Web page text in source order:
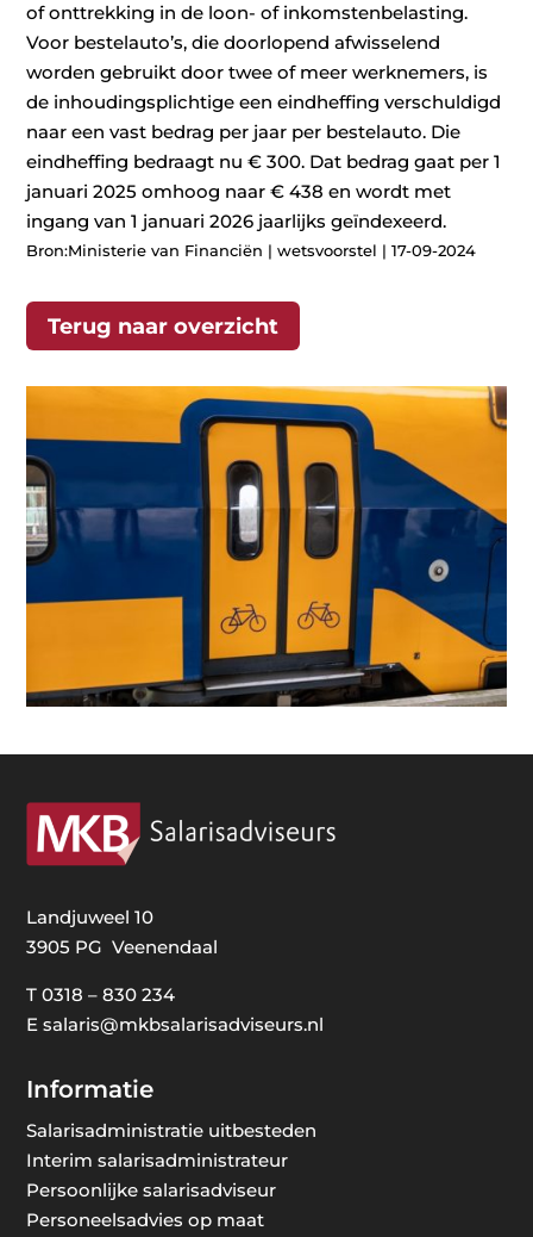
of onttrekking in de loon- of inkomstenbelasting.
Voor bestelauto’s, die doorlopend afwisselend
worden gebruikt door twee of meer werknemers, is
de inhoudingsplichtige een eindheffing verschuldigd
naar een vast bedrag per jaar per bestelauto. Die
eindheffing bedraagt nu € 300. Dat bedrag gaat per 1
januari 2025 omhoog naar € 438 en wordt met
ingang van 1 januari 2026 jaarlijks geïndexeerd.
Bron:Ministerie van Financiën | wetsvoorstel | 17-09-2024
Terug naar overzicht
Landjuweel 10
3905 PG Veenendaal
T0318 – 830 234
Esalaris@mkbsalarisadviseurs.nl
Informatie
Salarisadministratie uitbesteden
Interim salarisadministrateur
Persoonlijke salarisadviseur
Personeelsadvies op maat